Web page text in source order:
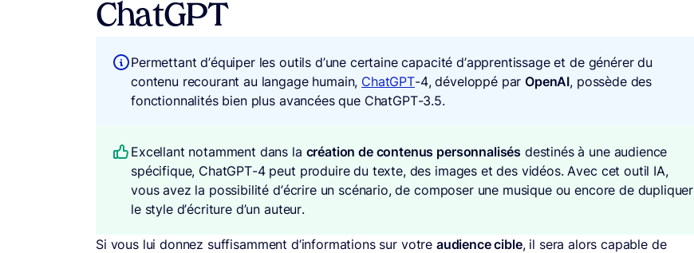
ChatGPT
Permettant d’équiper les outils d’une certaine capacité d’apprentissage et de générer du
contenu recourant au langage humain, ChatGPT-4, développé parOpenAI, possède des
fonctionnalités bien plus avancées que ChatGPT-3.5.
Excellant notamment dans la création de contenus personnalisés destinés à une audience
spécifique, ChatGPT-4 peut produire du texte, des images et des vidéos. Avec cet outil IA,
vous avez la possibilité d’écrire un scénario, de composer une musique ou encore de dupliquer
le style d’écriture d’un auteur.
Si vous lui donnez suffisamment d’informations sur votre audience cible, il sera alors capable de